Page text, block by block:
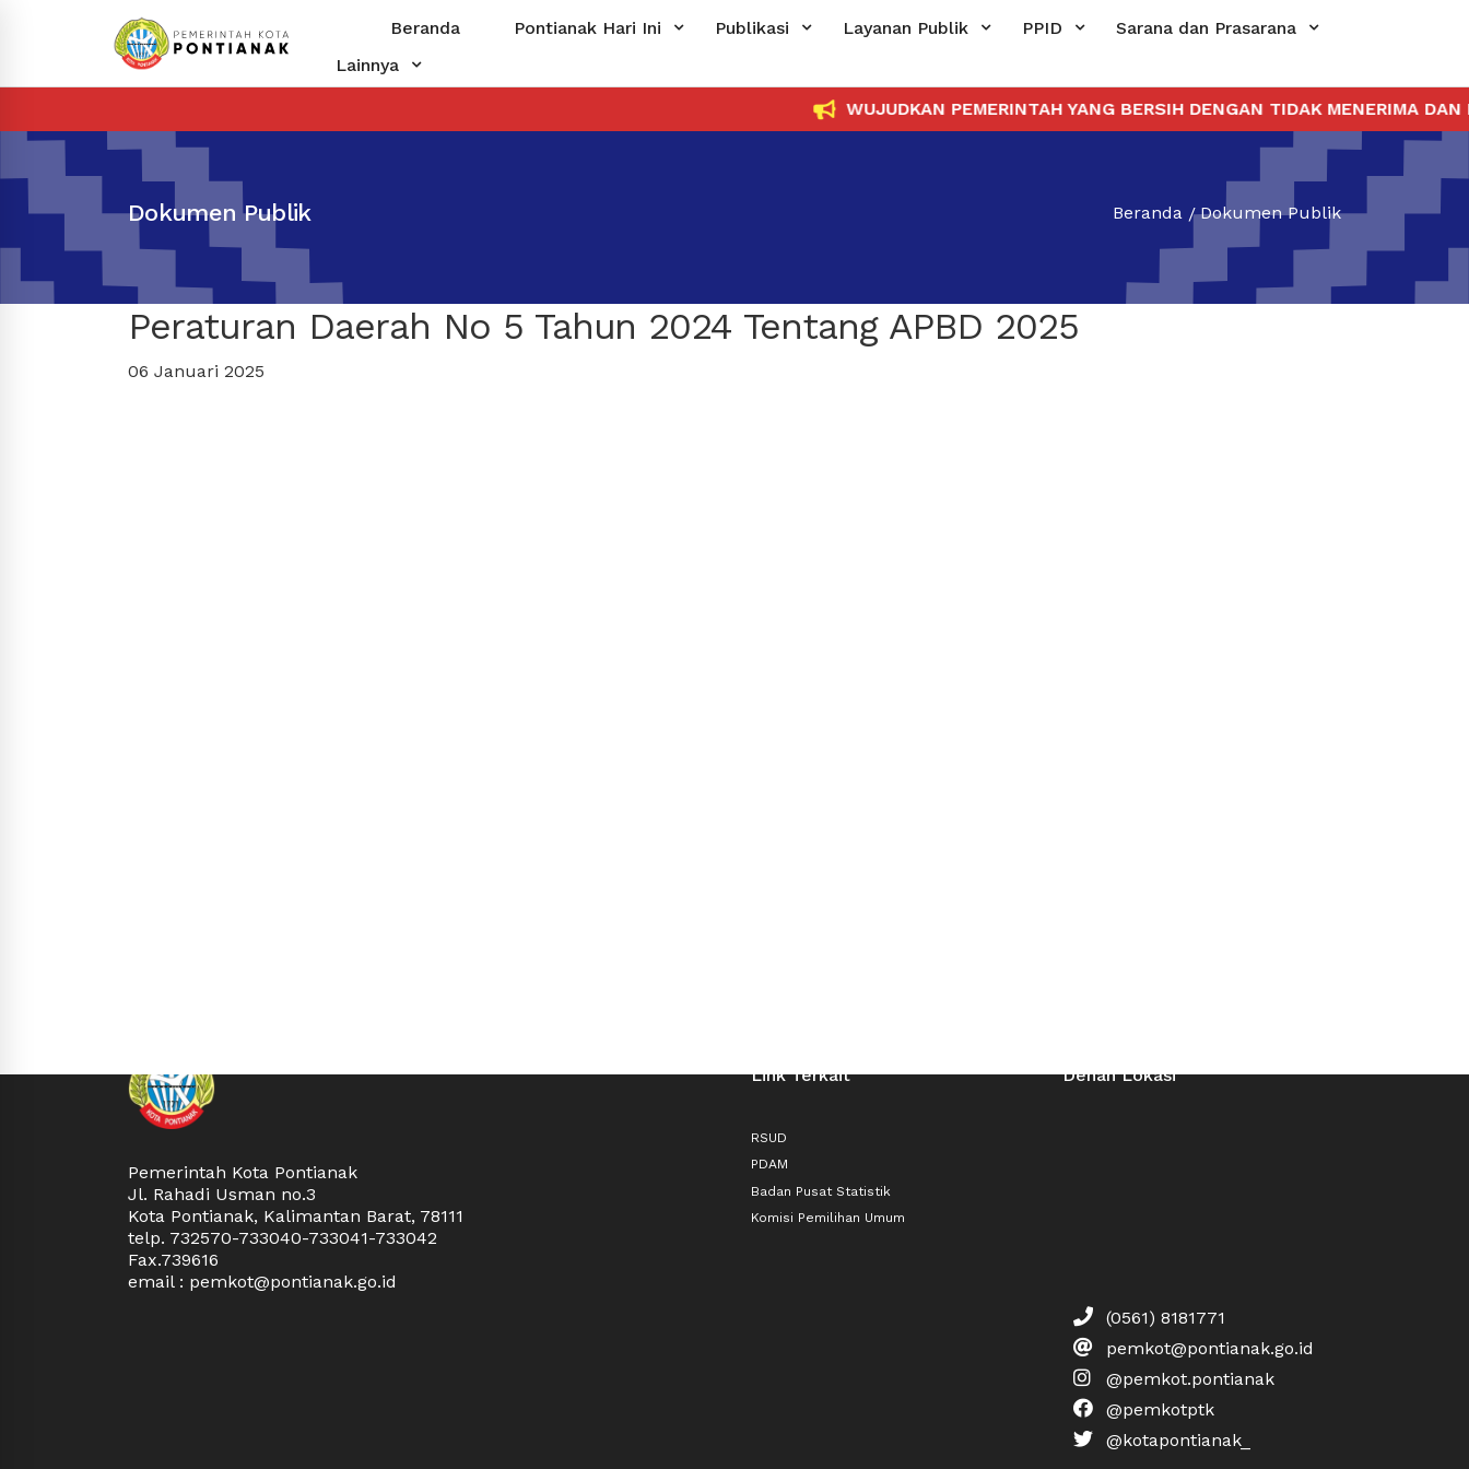
Beranda Pontianak Hari Ini Publikasi Layanan Publik PPID
Sarana dan Prasarana
Lainnya
WUJUDKAN PEMERINTAH YANG BERSIH DENGAN TIDAK MENERIMA DAN
Dokumen Publik Beranda Dokumen Publik
Peraturan Daerah No 5 Tahun 2024 Tentang APBD 2025
06 Januari 2025
Pemerintah Kota Pontianak
Jl. Rahadi Usman no.3
Kota Pontianak, Kalimantan Barat, 78111
telp. 732570-733040-733041-733042
Fax.739616
email : pemkot@pontianak.go.id
Link Terkait
RSUD
PDAM
Badan Pusat Statistik
Komisi Pemilihan Umum
Denah Lokasi
(0561) 8181771
pemkot@pontianak.go.id
@pemkot.pontianak
@pemkotptk
@kotapontianak_